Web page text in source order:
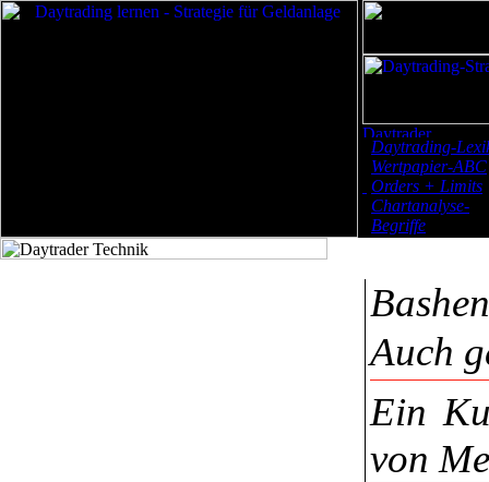
Daytrading-
Wertpapier-ABC
Orders + Limits
Chartanalyse-
Begriffe
Bashen
Auch
Ein
von